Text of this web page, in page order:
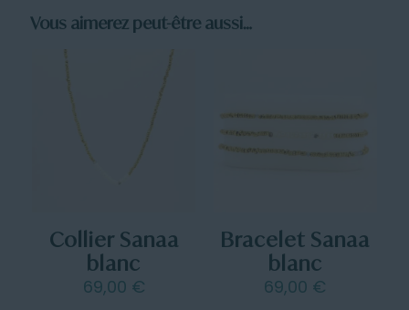
Vous aimerez peut-être aussi…
Collier Sanaa
blanc
69,00 €
Bracelet Sanaa
blanc
69,00 €